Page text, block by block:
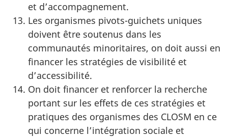
et d’accompagnement.
Les organismes pivots-guichets uniques
doivent être soutenus dans les
communautés minoritaires, on doit aussi en
financer les stratégies de visibilité et
d’accessibilité.
On doit financer et renforcer la recherche
portant sur les effets de ces stratégies et
pratiques des organismes des CLOSM en ce
qui concerne l’intégration sociale et